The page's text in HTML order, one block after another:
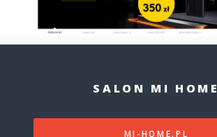
SALON MI HOME
MI-HOME.PL